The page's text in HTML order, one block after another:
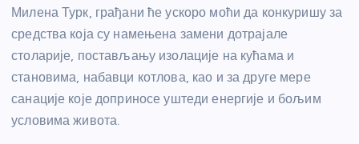
Милена Турк, грађани ће ускоро моћи да конкуришу за
средства која су намењена замени дотрајале
столарије, постављању изолације на кућама и
становима, набавци котлова, као и за друге мере
санације које доприносе уштеди енергије и бољим
условима живота.